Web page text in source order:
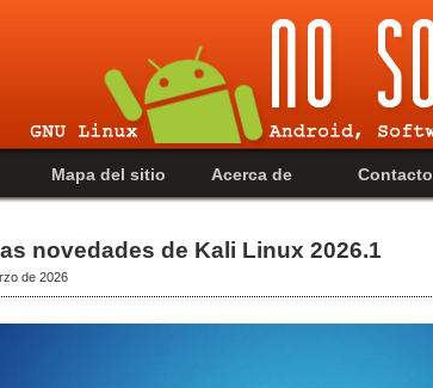
Mapa del sitio Acerca de Contacto
novedades de Kali Linux 2026.1
de 2026